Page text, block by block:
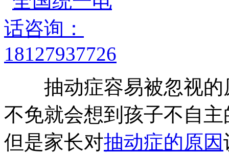
抽动症容易被忽视的
不免就会想到孩子不自
但是家长对抽动症的原因